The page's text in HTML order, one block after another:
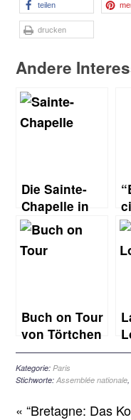
teilen
drucken
Andere
Die Sainte-
Chapelle in
Paris: ein
Schmuckkasten
aus Glas
Buch on Tour
von Törtchen
Törtchen :
Himbeer-
Yuzu-
Törtchen
Kategorie:Paris
Stichworte:Assemblée nationale
« “Bretagne: Das